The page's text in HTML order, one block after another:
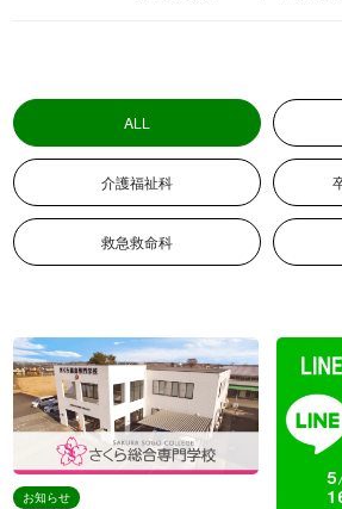
総合型選抜
特待生制度
資格・経歴による学費給付制度
留学生用パンフレット
→留学生募集要項(PDF)
留学生対象 学校紹介動画
WEB
別相
各種奨学金
日本学生支援機構
姉妹校
さく
ALL
介護福祉科
救急救命科
お知らせ